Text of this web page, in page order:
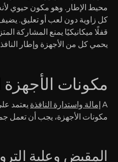
محيط الإطار. وهو مكون حيوي
كل زاوية دون لعب أو تعليق.
قفلًا ميكانيكيًا يمنع المشاركة
يحمي كل من الأجهزة وإطار
مكونات الأجهزة
A إمالة واستدارة النافذة يعتمد
مكونات الأجهزة، يجب أن تعمل
المقبض وعلبة